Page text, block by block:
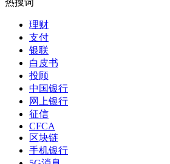
理财
支付
银联
白皮书
投顾
中国银行
网上银行
征信
CFCA
区块链
手机银行